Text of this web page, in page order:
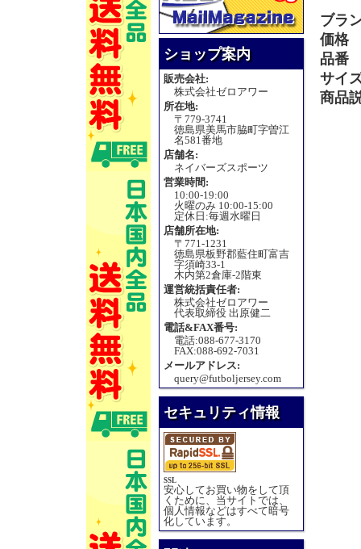
ショップ案内
販売会社:
株式会社ゼロアワー
所在地:
〒779-3741
徳島県美馬市脇町字曽江
名581番地
店舗名:
ネイバーズスポーツ
営業時間:
10:00-19:00
火曜のみ 10:00-15:00
定休日:毎週水曜日
店舗所在地:
〒771-1231
徳島県板野郡藍住町富吉
字須崎33-1
木内第2倉庫-2階東
運営統括責任者:
株式会社ゼロアワー
代表取締役 出原健二
電話&FAX番号:
電話:088-677-3170
FAX:088-692-7031
メールアドレス:
query@futboljersey.com
セキュリティ情報
SSL
安心してお買い物をして頂
くために、当サイトでは、
個人情報などはすべて暗号
化しています。
ブラ
価格
品番
サイ
商品